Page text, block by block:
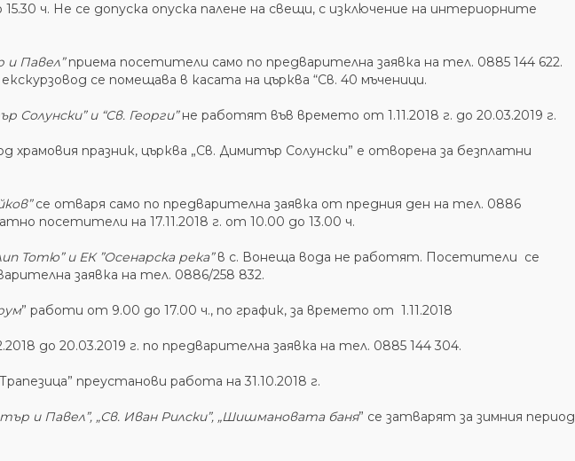
ч. Не се допуска опуска палене на свещи, с изключение на интериорните
и Павел”приема посетители само по предварителна заявка на тел. 0885 144 622.
се помещава в касата на църква “Св. 40 мъченици.
и “Св. Георги”не работят във времето от 1.11.2018 г. до 20.03.2019 г.
храмовия празник, църква „Св. Димитър Солунски” е отворена за безплатни
се отваря само по предварителна заявка от предния ден на тел. 0886
посетители на 17.11.2018 г. от 10.00 до 13.00 ч.
Тотю” и ЕК ”Осенарска река”в с. Вонеща вода не работят. Посетители се
заявка на тел. 0886/258 832.
” работи от 9.00 до 17.00 ч., по график, за времето от 1.11.2018
до 20.03.2019 г. по предварителна заявка на тел. 0885 144 304.
преустанови работа на 31.10.2018 г.
и Павел”, „Св. Иван Рилски”, „Шишмановата баня” се затварят за зимния период